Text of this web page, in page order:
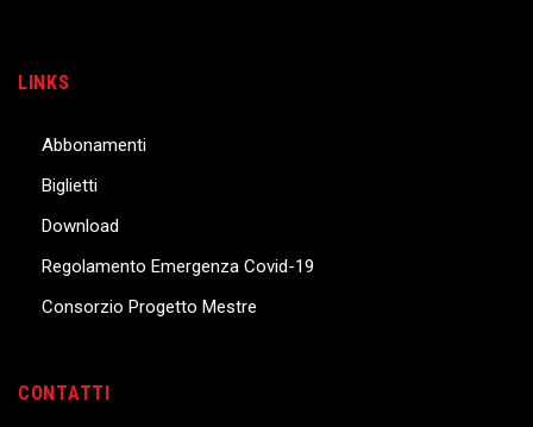
LINKS
Abbonamenti
Biglietti
Download
Regolamento Emergenza Covid-19
Consorzio Progetto Mestre
CONTATTI